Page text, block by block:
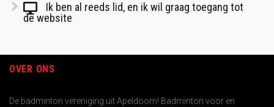
Ik ben al reeds lid, en ik wil graag toegang tot
de website
OVER ONS
De badminton vereniging uit Apeldoorn! Badminton voor en